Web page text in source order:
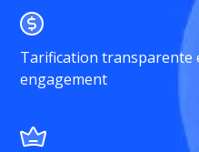
Tarification transparente
engagement